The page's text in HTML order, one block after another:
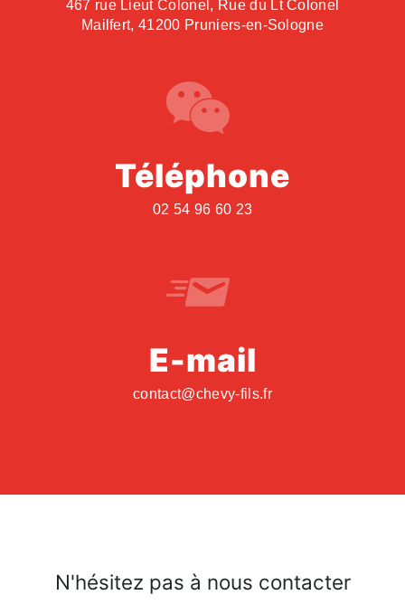
467 rue Lieut Colonel, Rue du Lt Colonel
Mailfert, 41200 Pruniers-en-Sologne
Téléphone
02 54 96 60 23
E-mail
contact@chevy-fils.fr
N'hésitez pas à nous contacter